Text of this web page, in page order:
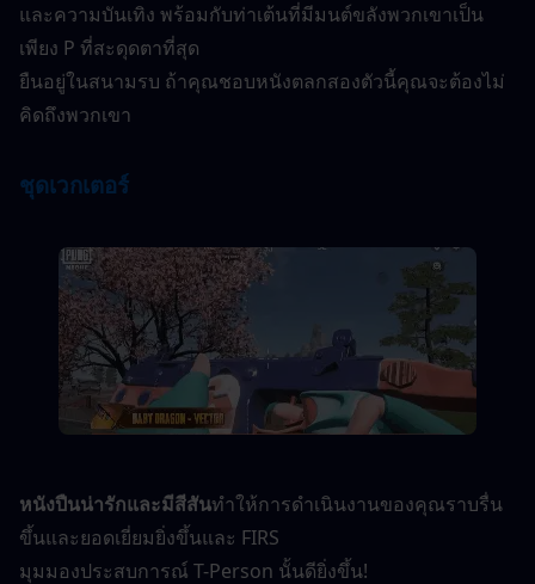
และความบันเทิง พร้อมกับท่าเต้นที่มีมนต์ขลังพวกเขาเป็น
เพียง P ที่สะดุดตาที่สุด
ยืนอยู่ในสนามรบ ถ้าคุณชอบหนังตลกสองตัวนี้คุณจะต้องไม่
คิดถึงพวกเขา
ชุดเวกเตอร์
หนังปืนน่ารักและมีสีสันทำให้การดำเนินงานของคุณราบรื่น
ขึ้นและยอดเยี่ยมยิ่งขึ้นและ FIRS
มุมมองประสบการณ์ T-Person นั้นดียิ่งขึ้น!